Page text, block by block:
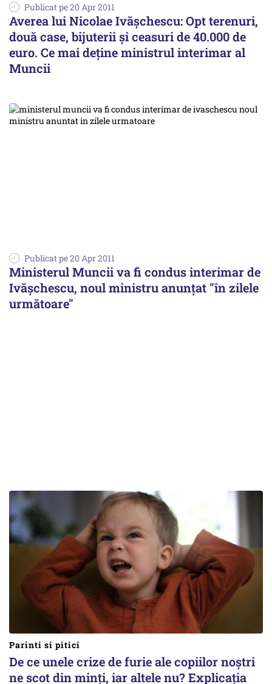
Publicat pe 20 Apr 2011
Averea lui Nicolae Ivăşchescu: Opt terenuri,
două case, bijuterii şi ceasuri de 40.000 de
euro. Ce mai deţine ministrul interimar al
Muncii
Publicat pe 20 Apr 2011
Ministerul Muncii va fi condus interimar de
Ivăşchescu, noul ministru anunţat "în zilele
următoare"
Parinti si pitici
De ce unele crize de furie ale copiilor noștri
ne scot din minți, iar altele nu? Explicația